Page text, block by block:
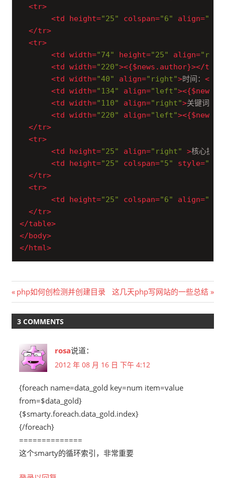
<tr>
<td height="25" colspan="6" align=
</tr>
<tr>
<td width="74" height="25" align=
<td width="220"><{$news.author}></td
<td width="40" align="right">时间： </
<td width="134" align="left"><
<td width="110" align="right">关键词：
<td width="220" align="left"><
</tr>
<tr>
<td height="25" align="right" >核心提示
<td height="25" colspan="5" style=
</tr>
<tr>
<td height="25" colspan="6" align=
</tr>
</table>
</body>
</html>
文
章
导
航
Previous
Post:
php如何创检测并创建目录
Next
Post:
这几天php写网站的一些总结
3 COMMENTS
rosa说道：
2012 年 08 月 16 日 下午 4:12
{foreach name=data_gold key=num item=value
from=$data_gold}
{$smarty.foreach.data_gold.index}
{/foreach}
==============
这个smarty的循环索引，非常重要